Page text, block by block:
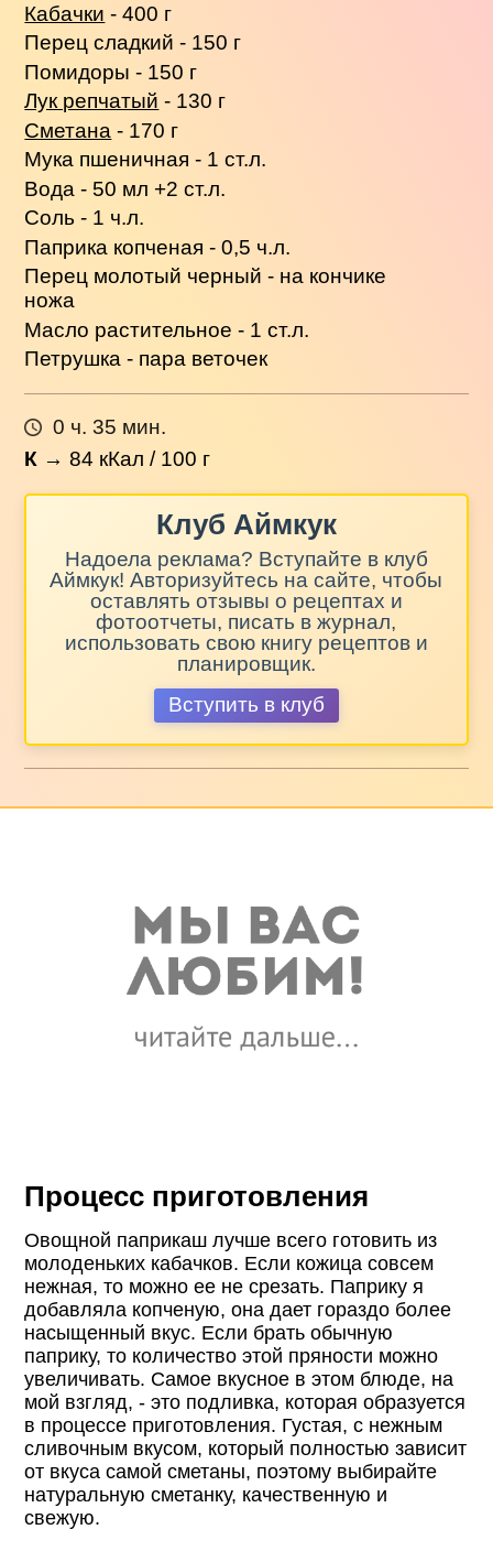
Кабачки - 400 г
Перец сладкий - 150 г
Помидоры - 150 г
Лук репчатый - 130 г
Сметана - 170 г
Мука пшеничная - 1 ст.л.
Вода - 50 мл +2 ст.л.
Соль - 1 ч.л.
Паприка копченая - 0,5 ч.л.
Перец молотый черный - на кончике
ножа
Масло растительное - 1 ст.л.
Петрушка - пара веточек
0 ч. 35 мин.
К →84 кКал / 100 г
Клуб Аймкук
Надоела реклама? Вступайте в клуб
Аймкук! Авторизуйтесь на сайте, чтобы
оставлять отзывы о рецептах и
фотоотчеты, писать в журнал,
использовать свою книгу рецептов и
планировщик.
Вступить в клуб
Процесс приготовления
Овощной паприкаш лучше всего готовить из
молоденьких кабачков. Если кожица совсем
нежная, то можно ее не срезать. Паприку я
добавляла копченую, она дает гораздо более
насыщенный вкус. Если брать обычную
паприку, то количество этой пряности можно
увеличивать. Самое вкусное в этом блюде, на
мой взгляд, - это подливка, которая образуется
в процессе приготовления. Густая, с нежным
сливочным вкусом, который полностью зависит
от вкуса самой сметаны, поэтому выбирайте
натуральную сметанку, качественную и
свежую.